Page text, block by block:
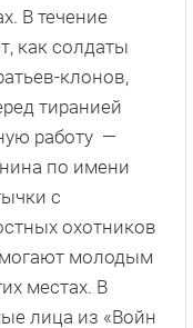
В течение
как солдаты
клонов,
тиранией
работу —
по имени
с
охотников
молодым
местах. В
лица из «Войн